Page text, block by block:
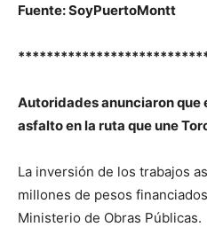
Fuente: SoyPuertoMontt
Autoridades anunciaron que
asfalto en la ruta que une
La inversión de los trabajos
millones de pesos
Ministerio de Obras Públicas.